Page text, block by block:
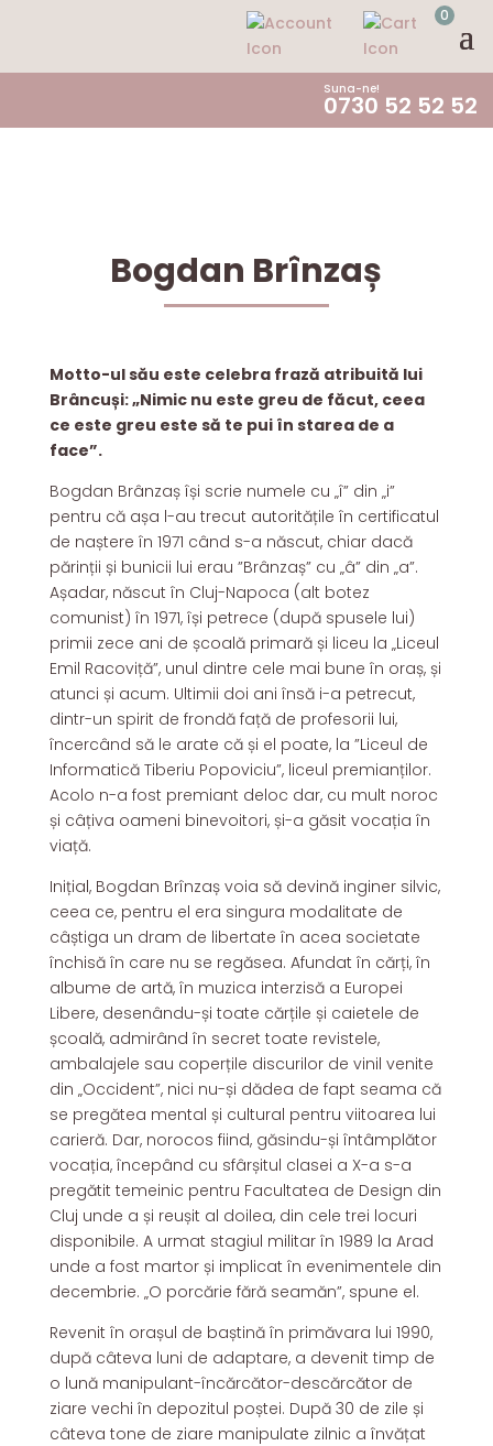
0
Suna-ne!
0730 52 52 52
Bogdan Brînzaș
Motto-ul său este celebra frază atribuită lui
Brâncuși:„Nimic nu este greu de făcut, ceea
ce este greu este să te pui în starea de a
face”.
Bogdan Brânzaș își scrie numele cu „î” din „i”
pentru că așa l-au trecut autoritățile în certificatul
de naștere în 1971 când s-a născut, chiar dacă
părinții și bunicii lui erau ”Brânzaș” cu „â” din „a”.
Așadar, născut în Cluj-Napoca (alt botez
comunist) în 1971, își petrece (după spusele lui)
primii zece ani de școală primară și liceu la „Liceul
Emil Racoviță”, unul dintre cele mai bune în oraș, și
atunci și acum. Ultimii doi ani însă i-a petrecut,
dintr-un spirit de frondă față de profesorii lui,
încercând să le arate că și el poate, la ”Liceul de
Informatică Tiberiu Popoviciu”, liceul premianților.
Acolo n-a fost premiant deloc dar, cu mult noroc
și câțiva oameni binevoitori, și-a găsit vocația în
viață.
Inițial, Bogdan Brînzaș voia să devină inginer silvic,
ceea ce, pentru el era singura modalitate de
câștiga un dram de libertate în acea societate
închisă în care nu se regăsea. Afundat în cărți, în
albume de artă, în muzica interzisă a Europei
Libere, desenându-și toate cărțile și caietele de
școală, admirând în secret toate revistele,
ambalajele sau coperțile discurilor de vinil venite
din „Occident”, nici nu-și dădea de fapt seama că
se pregătea mental și cultural pentru viitoarea lui
carieră. Dar, norocos fiind, găsindu-și întâmplător
vocația, începând cu sfârșitul clasei a X-a s-a
pregătit temeinic pentru Facultatea de Design din
Cluj unde a și reușit al doilea, din cele trei locuri
disponibile. A urmat stagiul militar în 1989 la Arad
unde a fost martor și implicat în evenimentele din
decembrie. „O porcărie fără seamăn”, spune el.
Revenit în orașul de baștină în primăvara lui 1990,
după câteva luni de adaptare, a devenit timp de
o lună manipulant-încărcător-descărcător de
ziare vechi în depozitul poștei. După 30 de zile și
câteva tone de ziare manipulate zilnic a învățat